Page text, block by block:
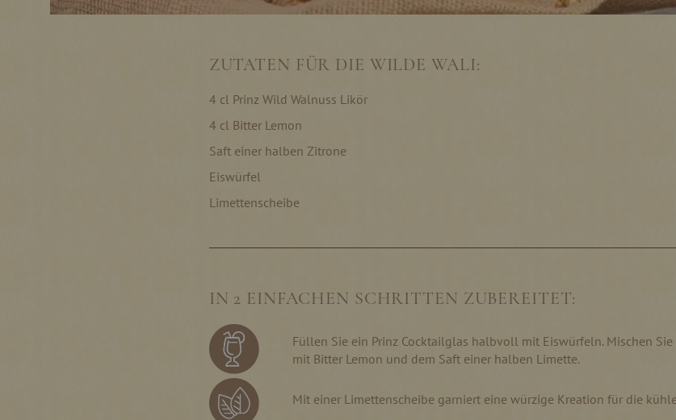
ZUTATEN FÜR DIE WILDE WALI:
4 cl Prinz Wild Walnuss Likör
4 cl Bitter Lemon
Saft einer halben Zitrone
Eiswürfel
Limettenscheibe
IN 2 EINFACHEN SCHRITTEN ZUBEREITET:
Füllen Sie ein Prinz Cocktailglas halbvoll mit Eiswürfeln. Mischen
mit Bitter Lemon und dem Saft einer halben Limette.
Mit einer Limettenscheibe garniert eine würzige Kreation für die